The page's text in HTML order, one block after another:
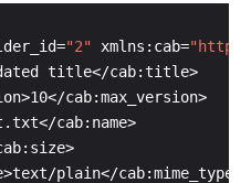
"2" xmlns:cab="http://